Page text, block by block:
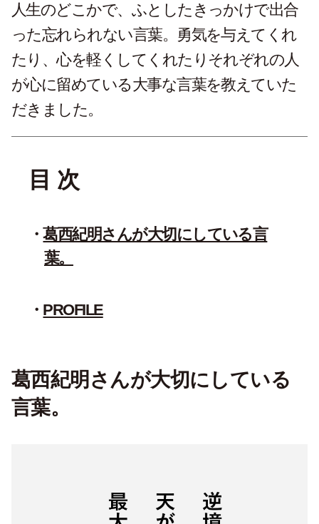
人生のどこかで、ふとしたきっかけで出合
った忘れられない言葉。勇気を与えてくれ
たり、心を軽くしてくれたりそれぞれの人
が心に留めている大事な言葉を教えていた
だきました。
目 次
葛西紀明さんが大切にしている言
葉。
PROFILE
葛西紀明さんが大切にしている
言葉。